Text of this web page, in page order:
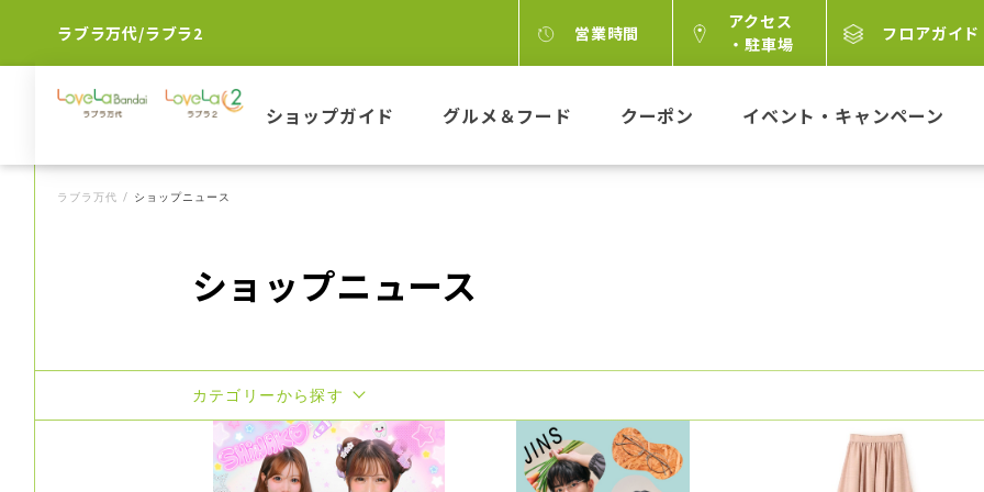
ラブラ万代/ラブラ2 営業時間
アクセス
・駐車場
フロアガイド
ショップガイド グルメ＆フード クーポン イベント・キャンペーン
ラブラ万代 ショップニュース
ショップニュース
カテゴリーから探す